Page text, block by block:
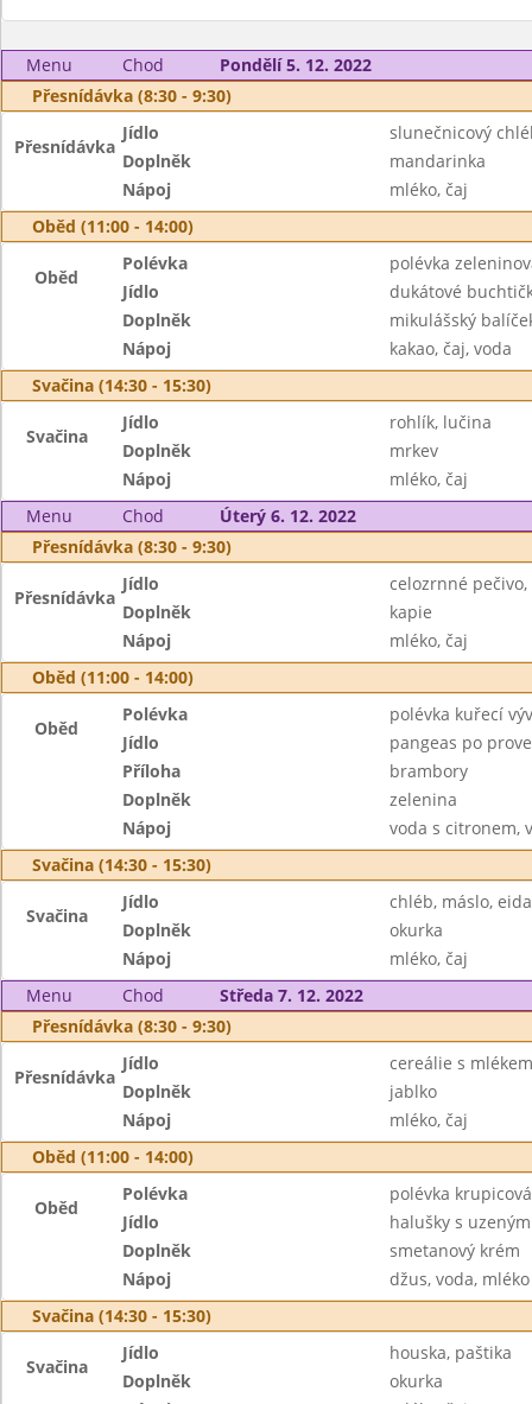
Menu Chod
Pondělí 5. 12. 2022
Přesnídávka (8:30 - 9:30)
Přesnídávka
Jídlo
slunečnicový
Doplněk
mandarinka
Nápoj
mléko, čaj
Oběd (11:00 - 14:00)
Oběd
Polévka
polévka
Jídlo
dukátové
Doplněk
mikulášský
Nápoj
kakao, čaj, voda
Svačina (14:30 - 15:30)
Svačina
Jídlo
rohlík, lučina
Doplněk
mrkev
Nápoj
mléko, čaj
Menu
Chod
Úterý 6. 12. 2022
Přesnídávka (8:30 - 9:30)
Přesnídávka
Jídlo
celozrnné
Doplněk
kapie
Nápoj
mléko, čaj
Oběd (11:00 - 14:00)
Oběd
Polévka
polévka kuřecí
Jídlo
pangeas po
Příloha
brambory
Doplněk
zelenina
Nápoj
voda s citronem,
Svačina (14:30 - 15:30)
Svačina
Jídlo
chléb, máslo,
Doplněk
okurka
Nápoj
mléko, čaj
Menu
Chod
Středa 7. 12. 2022
Přesnídávka (8:30 - 9:30)
Přesnídávka
Jídlo
cereálie s mlékem
Doplněk
jablko
Nápoj
mléko, čaj
Oběd (11:00 - 14:00)
Oběd
Polévka
polévka
Jídlo
halušky s
Doplněk
smetanový krém
Nápoj
džus, voda, mléko
Svačina (14:30 - 15:30)
Svačina
Jídlo
houska, paštika
Doplněk
okurka